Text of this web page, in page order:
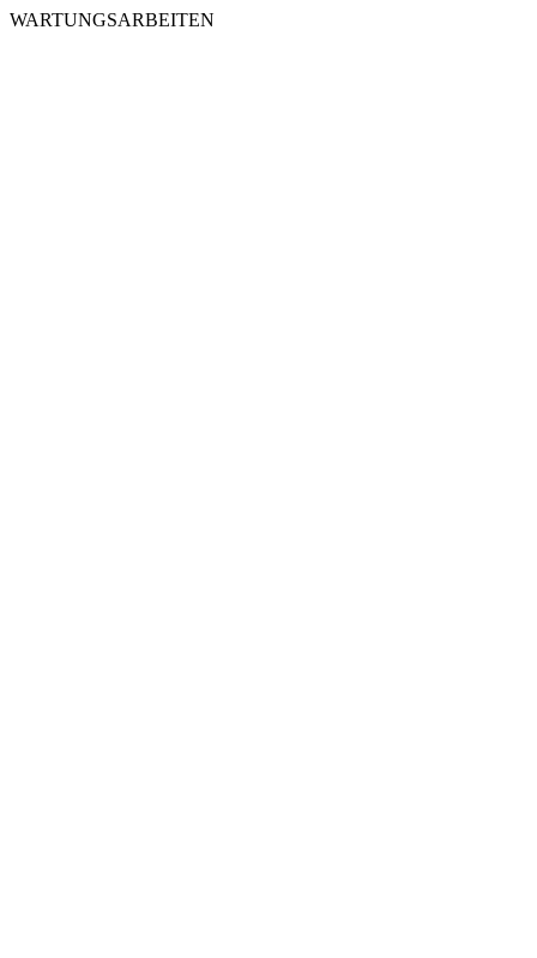
WARTUNGSARBEITEN